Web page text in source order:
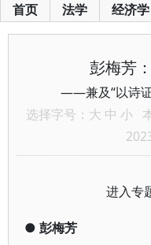
首页 法学 经济学
彭梅芳
——兼及“以诗证
选择字号： 大 中 小
进入专
● 彭梅芳